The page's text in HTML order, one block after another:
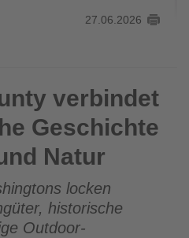
27.06.2026
Geschichte mit
verbindet
Geschichte
Natur
locken
historische
Outdoor-